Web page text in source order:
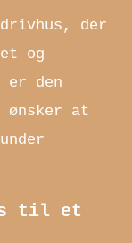
der
og
er den
at
til et